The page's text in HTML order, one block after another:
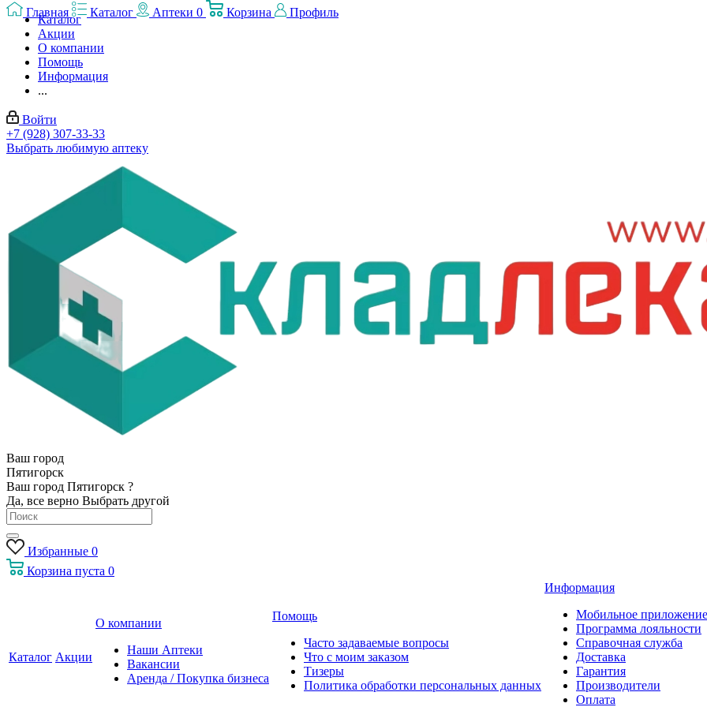
Каталог
Акции
О компании
Помощь
Информация
...
Войти
+7 (928) 307-33-33
Выбрать любимую аптеку
Ваш город
Пятигорск
Ваш город Пятигорск ?
Да, все верно Выбрать другой
Избранные 0
Корзина пуста 0
Каталог Акции
О компании
Наши Аптеки
Вакансии
Аренда / Покупка бизнеса
Помощь
Часто задаваемые вопросы
Что с моим заказом
Тизеры
Политика обработки персональных данных
Информация
Мобильное приложение
Программа лояльности
Справочная служба
Доставка
Гарантия
Производители
Оплата
Главная Каталог Аптеки 0 Корзина Профиль